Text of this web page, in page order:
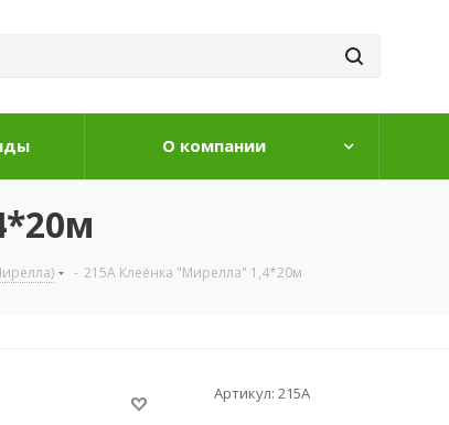
О компании
- 215A Клеёнка "Мирелла" 1,4*20м
Артикул: 215A